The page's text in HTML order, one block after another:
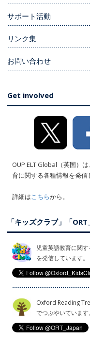
サポート活動
リンク集
お問い合わせ
Get involved
OUP ELT Global（英国）
育に関する各種情報を発信
詳細はこちらから。
「キッズクラブ」「
児童英語教育に関
を発信しています。
Oxford Reading
でつぶやいています。